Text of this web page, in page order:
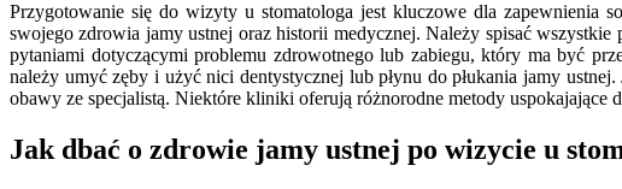
Przygotowanie się do wizyty u stomatologa jest kluczowe dla zapewnienia
swojego zdrowia jamy ustnej oraz historii medycznej. Należy spisać
pytaniami dotyczącymi problemu zdrowotnego lub zabiegu, który ma być
należy umyć zęby i użyć nici dentystycznej lub płynu do płukania jamy
obawy ze specjalistą. Niektóre kliniki oferują różnorodne metody uspokajające
Jak dbać o zdrowie jamy ustnej po wizycie u